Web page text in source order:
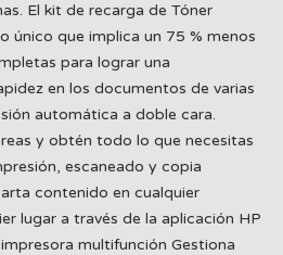
El kit de recarga de Tóner
único que implica un 75 % menos
para lograr una
en los documentos de varias
automática a doble cara.
y obtén todo lo que necesitas
escaneado y copia
contenido en cualquier
lugar a través de la aplicación HP
multifunción Gestiona